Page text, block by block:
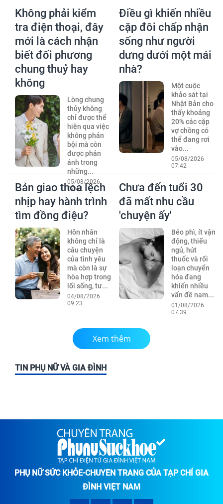
Không phải kiểm
tra điện thoại, đây
mới là cách nhận
biết đối phương
chung thuỷ hay
không
Lòng chung
thủy không
chỉ được thể
hiện qua việc
không phản
bội mà còn
được phản
ánh trong
những...
05/08/2026
07:42
Điều gì khiến nhiều
cặp đôi chấp nhận
sống như người
dưng dưới một mái
nhà?
Một cuộc
khảo sát tại
Nhật Bản cho
thấy khoảng
20% các cặp
vợ chồng có
thể đang rơi
vào...
05/08/2026
07:42
Bản giao thoa lệch
nhịp hay hành trình
tìm đồng điệu?
Hôn nhân
không chỉ là
câu chuyện
của tình yêu
mà còn là sự
hòa hợp trong
lối sống, tư...
04/08/2026
09:23
Chưa đến tuổi 30
đã mất nhu cầu
'chuyện ấy'
Béo phì, ít vận
động, thiếu
ngủ, hút
thuốc và rối
loạn chuyển
hóa đang
khiến nhiều
vấn đề nam...
01/08/2026
07:39
Xem thêm
TIN PHỤ NỮ VÀ GIA ĐÌNH
PHỤ NỮ SỨC KHỎE-CHUYÊN TRANG CỦA TẠP CHÍ GIA
ĐÌNH VIỆT NAM